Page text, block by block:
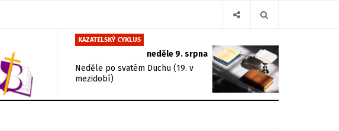
KAZATELSKÝ CYKLUS
neděle 9. srpna
Neděle po svatém Duchu (19. v
mezidobí)